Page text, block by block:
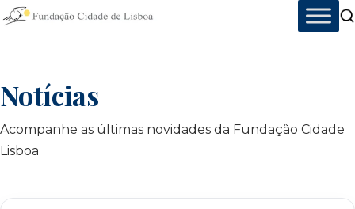
Skip
Notícias
Acompanhe as últimas novidades da Fundação Cidade
Lisboa